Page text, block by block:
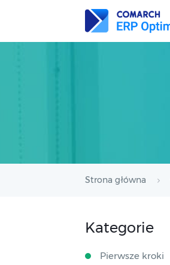
Strona główna
Kategorie
Pierwsze kroki